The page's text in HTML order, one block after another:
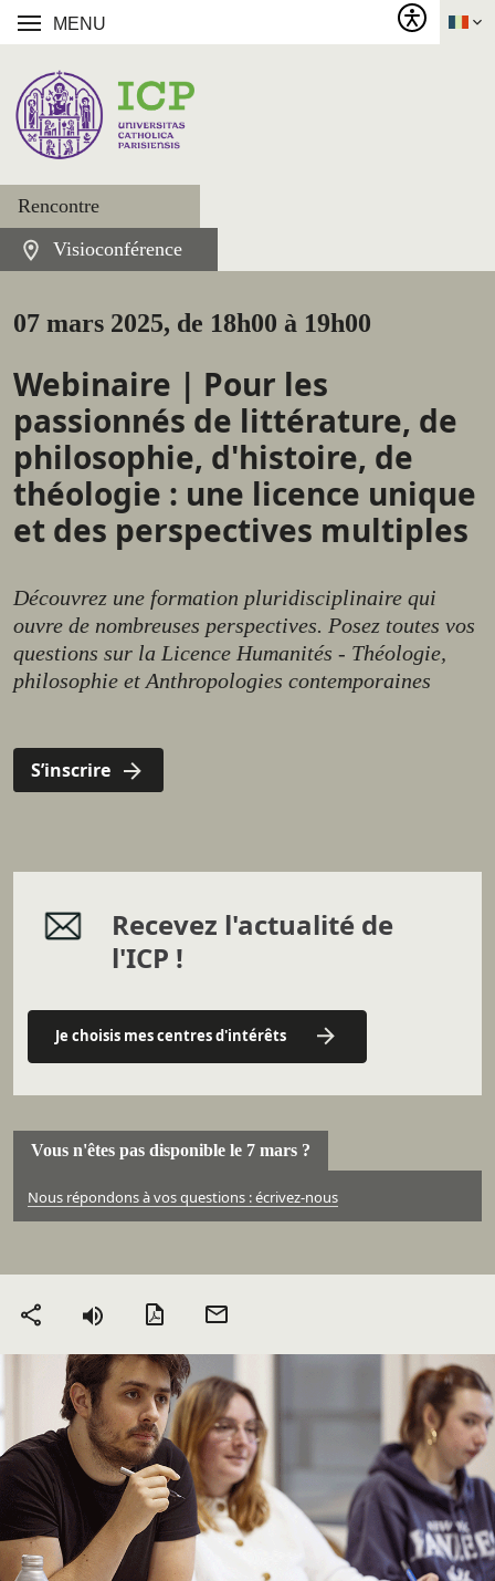
MENU
Rencontre
Visioconférence
07 mars 2025, de 18h00 à 19h00
Webinaire | Pour les
passionnés de littérature, de
philosophie, d'histoire, de
théologie : une licence unique
et des perspectives multiples
Découvrez une formation pluridisciplinaire qui
ouvre de nombreuses perspectives. Posez toutes vos
questions sur la Licence Humanités - Théologie,
philosophie et Anthropologies contemporaines
S’inscrire
Recevez l'actualité de
l'ICP !
Je choisis mes centres d'intérêts
Vous n'êtes pas disponible le 7 mars ?
Nous répondons à vos questions : écrivez-nous
Partager Version PDF